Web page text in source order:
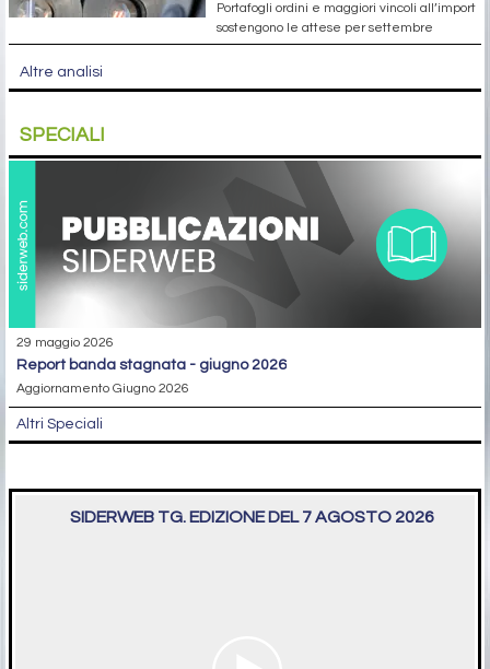
Portafogli ordini e maggiori vincoli all’import
sostengono le attese per settembre
Altre analisi
SPECIALI
29 maggio 2026
report banda stagnata - giugno 2026
Aggiornamento Giugno 2026
Altri Speciali
SIDERWEB TG. EDIZIONE DEL 7 AGOSTO 2026